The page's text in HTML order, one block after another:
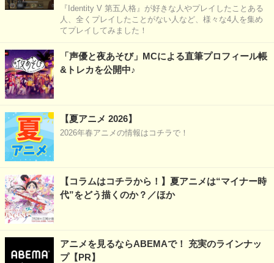
『Identity V 第五人格』が好きな人やプレイしたことある
人、全くプレイしたことがない人など、様々な4人を集め
てプレイしてみました！
「声優と夜あそび」MCによる直筆プロフィール帳
&トレカを公開中♪
【夏アニメ 2026】
2026年春アニメの情報はコチラで！
【コラムはコチラから！】夏アニメは“マイナー時
代”をどう描くのか？／ほか
アニメを見るならABEMAで！ 充実のラインナッ
プ【PR】